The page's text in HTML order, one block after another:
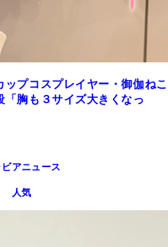
プコスプレイヤー・御伽ねこ
胸も３サイズ大きくなっ
アニュース
人気